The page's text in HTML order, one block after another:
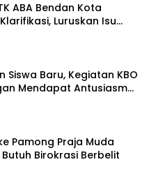
ABA Bendan Kota
Luruskan Isu
Siswa Baru, Kegiatan KBO
Mendapat Antusiasme
Orang Tua Murid
Pamong Praja Muda
Butuh Birokrasi Berbelit